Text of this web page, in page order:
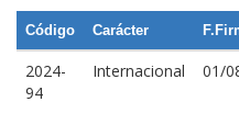
Código Carácter
2024-
94
Internacional 01/